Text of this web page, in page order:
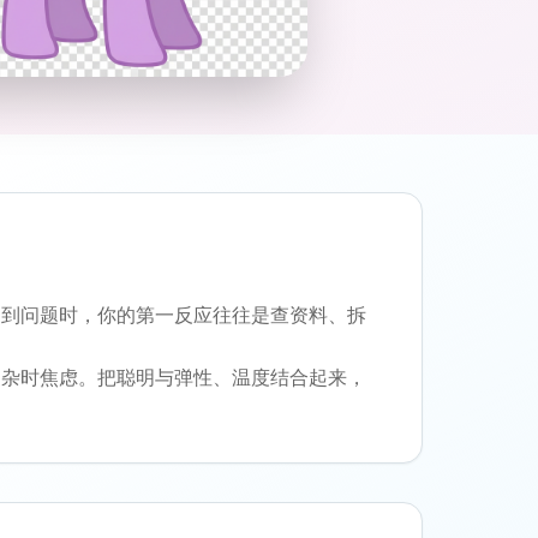
问题时，你的第一反应往往是查资料、拆
时焦虑。把聪明与弹性、温度结合起来，